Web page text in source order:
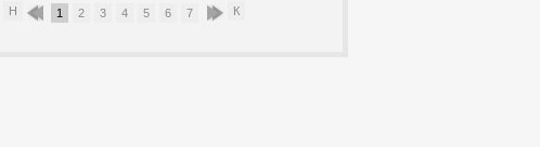
Н 1 2 3 4 5 6 7 8 9К